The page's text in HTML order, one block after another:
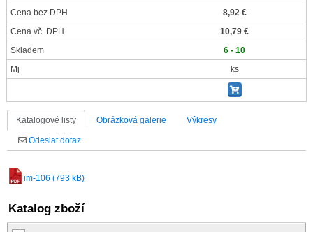
Cena bez DPH
8,92 €
Cena vč. DPH
10,79 €
Skladem
6 - 10
Mj
ks
Katalogové listy Obrázková galerie Výkresy
Odeslat dotaz
im-106 (793 kB)
Katalog zboží